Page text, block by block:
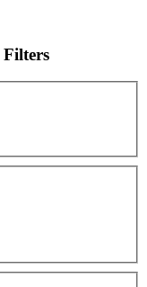
Filters